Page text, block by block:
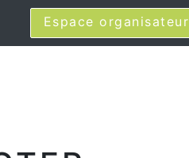
Espace organisateur